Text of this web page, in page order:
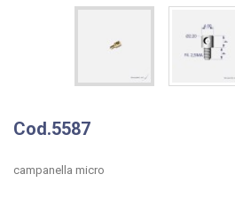
Cod.5587
campanella micro